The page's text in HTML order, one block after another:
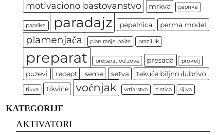
motivaciono bastovanstvo mrkva paprika
paprike paradajz pepelnica perma model
plamenjača planiranje bašte praziluk
preparat preparat od zove presada prokelj
puzevi recept seme setva tekuće biljno đubrivo
tikva tikvice voćnjak vrtlarstvo zlatica šljiva
KATEGORIJE
AKTIVATORI